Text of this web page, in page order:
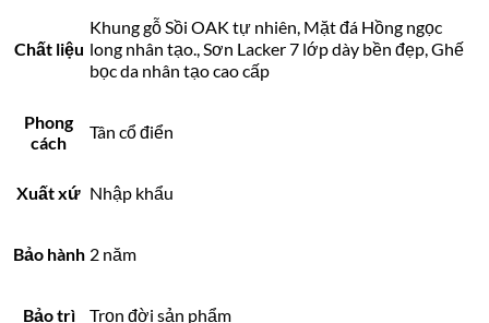
Chất liệu
Khung gỗ Sồi OAK tự nhiên, Mặt đá Hồng ngọc
long nhân tạo., Sơn Lacker 7 lớp dày bền đẹp, Ghế
bọc da nhân tạo cao cấp
Phong
cách
Tân cổ điển
Xuất xứ Nhập khẩu
Bảo hành 2 năm
Bảo trì Trọn đời sản phẩm